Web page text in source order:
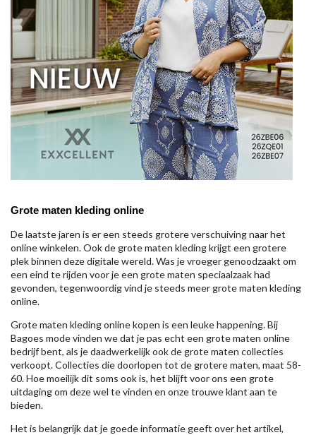
Grote maten kleding online
De laatste jaren is er een steeds grotere verschuiving naar het
online winkelen. Ook de grote maten kleding krijgt een grotere
plek binnen deze digitale wereld. Was je vroeger genoodzaakt om
een eind te rijden voor je een grote maten speciaalzaak had
gevonden, tegenwoordig vind je steeds meer grote maten kleding
online.
Grote maten kleding online kopen is een leuke happening. Bij
Bagoes mode vinden we dat je pas echt een grote maten online
bedrijf bent, als je daadwerkelijk ook de grote maten collecties
verkoopt. Collecties die doorlopen tot de grotere maten, maat 58-
60. Hoe moeilijk dit soms ook is, het blijft voor ons een grote
uitdaging om deze wel te vinden en onze trouwe klant aan te
bieden.
Het is belangrijk dat je goede informatie geeft over het artikel,